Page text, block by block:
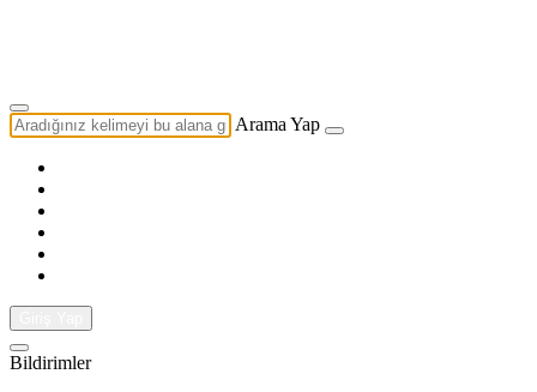
Arama Yap
Bildirimler